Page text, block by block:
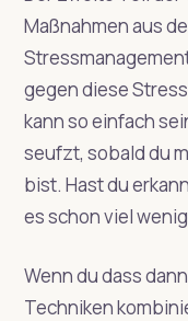
Maßnahmen aus
gegen diese
kann so einfach
seufzt, sobald du
bist. Hast du
es schon viel
Wenn du dass
Techniken